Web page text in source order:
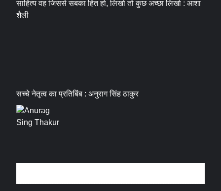
साहित्य वह जिससे सबका हित हो, लिखो तो कुछ अच्छा लिखो : आशा
शैली
सच्चे नेतृत्व का प्रतिबिंब : अनुराग सिंह ठाकुर